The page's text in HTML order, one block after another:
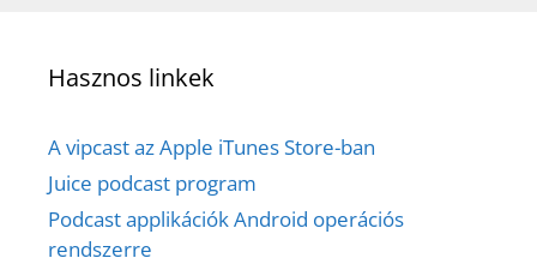
Hasznos linkek
A vipcast az Apple iTunes Store-ban
Juice podcast program
Podcast applikációk Android operációs
rendszerre